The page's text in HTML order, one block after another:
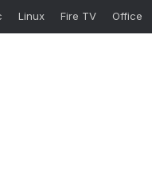
Linux Fire TV Office